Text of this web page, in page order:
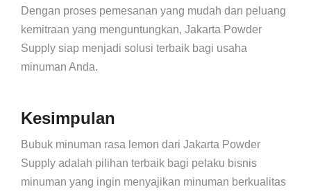
Dengan proses pemesanan yang mudah dan peluang
kemitraan yang menguntungkan, Jakarta Powder
Supply siap menjadi solusi terbaik bagi usaha
minuman Anda.
Kesimpulan
Bubuk minuman rasa lemon dari Jakarta Powder
Supply adalah pilihan terbaik bagi pelaku bisnis
minuman yang ingin menyajikan minuman berkualitas